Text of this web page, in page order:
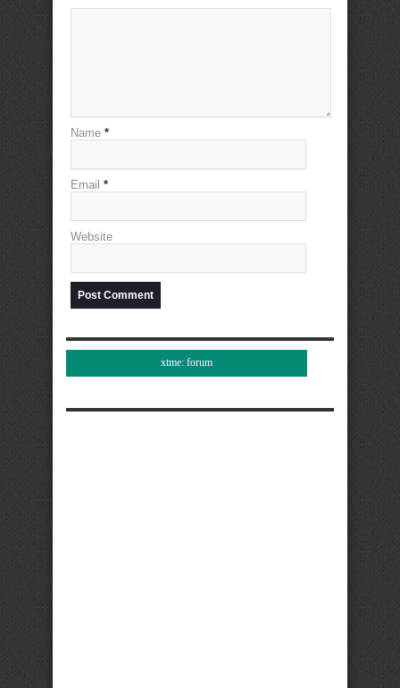
Name *
Email *
Website
xtme: forum